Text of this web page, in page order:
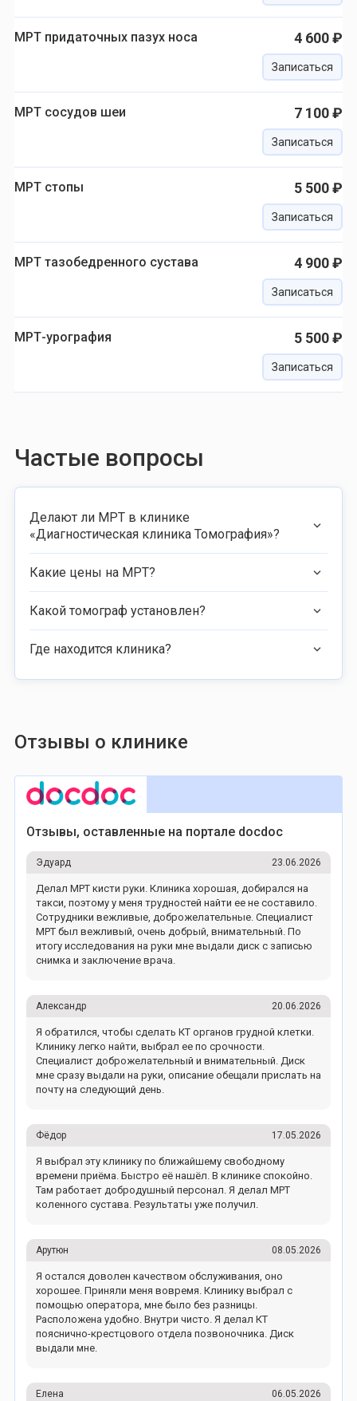
МРТ придаточных пазух носа 4 600 ₽
Записаться
МРТ сосудов шеи 7 100 ₽
Записаться
МРТ стопы 5 500 ₽
Записаться
МРТ тазобедренного сустава 4 900 ₽
Записаться
МРТ-урография 5 500 ₽
Записаться
Частые вопросы
Делают ли МРТ в клинике
«Диагностическая клиника Томография»?
Какие цены на МРТ?
Какой томограф установлен?
Где находится клиника?
Отзывы о клинике
Отзывы, оставленные на портале docdoc
Эдуард 23.06.2026
Делал МРТ кисти руки. Клиника хорошая, добирался на
такси, поэтому у меня трудностей найти ее не составило.
Сотрудники вежливые, доброжелательные. Специалист
МРТ был вежливый, очень добрый, внимательный. По
итогу исследования на руки мне выдали диск с записью
снимка и заключение врача.
Александр 20.06.2026
Я обратился, чтобы сделать КТ органов грудной клетки.
Клинику легко найти, выбрал ее по срочности.
Специалист доброжелательный и внимательный. Диск
мне сразу выдали на руки, описание обещали прислать на
почту на следующий день.
Фёдор 17.05.2026
Я выбрал эту клинику по ближайшему свободному
времени приёма. Быстро её нашёл. В клинике спокойно.
Там работает добродушный персонал. Я делал МРТ
коленного сустава. Результаты уже получил.
Арутюн 08.05.2026
Я остался доволен качеством обслуживания, оно
хорошее. Приняли меня вовремя. Клинику выбрал с
помощью оператора, мне было без разницы.
Расположена удобно. Внутри чисто. Я делал КТ
пояснично-крестцового отдела позвоночника. Диск
выдали мне.
Елена 06.05.2026